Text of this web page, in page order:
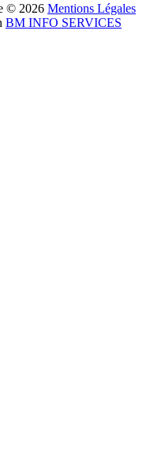
© 2026 Mentions Légales
BM INFO SERVICES